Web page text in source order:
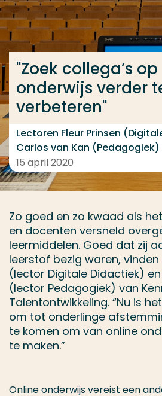
Ga direct naar de content
... > Zoek collega’s op om
"Zoek collega’s
onderwijs verder
verbeteren"
Lectoren Fleur Prinsen
Carlos van Kan (Pedagogiek)
15 april 2020
Zo goed en zo kwaad als
en docenten versneld
leermiddelen. Goed dat zij
leerstof bezig waren, vinden
(lector Digitale Didactiek)
(lector Pedagogiek) van
Talentontwikkeling. “Nu is
om tot onderlinge
te komen om van online
te maken.”
Online onderwijs vereist een
Veel gezocht
Opleiding
Contact